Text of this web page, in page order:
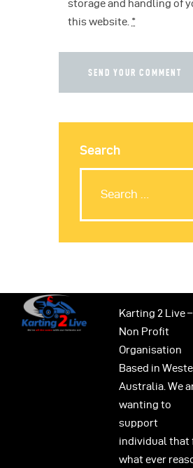
storage and handling of
this website. *
Search
Karting 2 Live
Non Profit
Organisation
Based in
Australia. We
wanting to
support
individual that
what ever